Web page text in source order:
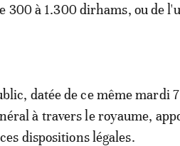
300 à 1.300 dirhams, ou de
datée de ce même mardi
à travers le royaume,
dispositions légales.